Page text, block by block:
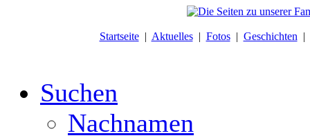
Startseite| Aktuelles| Fotos| Geschichten |
Suchen
Nachnamen